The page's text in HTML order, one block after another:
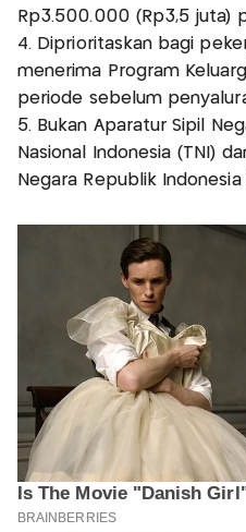
Rp3.500.000 (Rp3,5 juta)
4. Diprioritaskan bagi
menerima Program
periode sebelum
5. Bukan Aparatur Sipil
Nasional Indonesia (TNI)
Negara Republik Indonesia